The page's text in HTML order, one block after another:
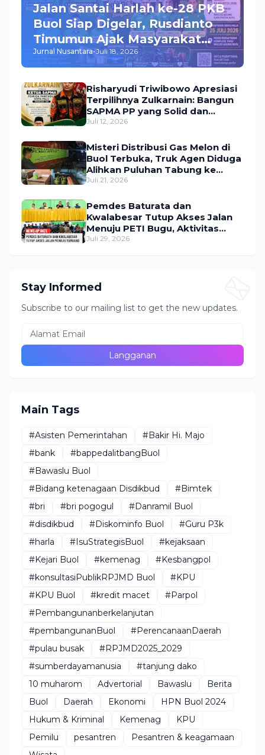
Jalan Santai Harlah ke-28 PKB
Buol Siap Digelar, Rusdianto
Timumun Ajak Masyarakat
Meriahkan Acara, Hadiah
Utama Umroh Menanti Peserta
Jurnal Nusantara-Juli 18, 2026
Risharyudi Triwibowo Apresiasi
Terpilihnya Zulkarnain: Bangun
SAPMA PP yang Solid dan
Bermanfaat bagi Masyarakat
Juli 12, 2026
Misteri Distribusi Gas Melon di
Buol Terbuka, Truk Agen Diduga
Alihkan Puluhan Tabung ke
Lokasi Tak Resmi
Juli 21, 2026
Pemdes Baturata dan
Kwalabesar Tutup Akses Jalan
Menuju PETI Bugu, Aktivitas
Tambang Diduga Masih
Juli 29, 2026
Stay Informed
Subscribe to our mailing list to get the new updates.
Main Tags
#Asisten Pemerintahan
#Bakir Hi. Majo
#bank
#bappedalitbangBuol
#Bawaslu Buol
#Bidang ketenagaan Disdikbud
#Bimtek
#bri
#bri pogogul
#Danramil Buol
#disdikbud
#Diskominfo Buol
#Guru P3k
#harla
#IsuStrategisBuol
#kejaksaan
#Kejari Buol
#kemenag
#Kesbangpol
#konsultasiPublikRPJMD Buol
#KPU
#KPU Buol
#kredit macet
#Parpol
#Pembangunanberkelanjutan
#pembangunanBuol
#PerencanaanDaerah
#pulau busak
#RPJMD2025_2029
#sumberdayamanusia
#tanjung dako
10 muharom
Advertorial Bawaslu
Berita
Buol
Daerah Ekonomi
HPN Buol 2024
Hukum & Kriminal
Kemenag
KPU
Pemilu
pesantren
Pesantren & keagamaan